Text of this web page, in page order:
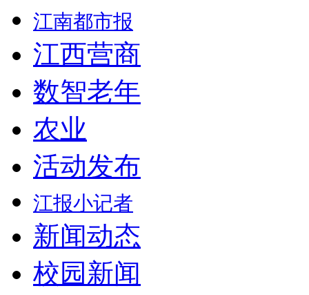
江南都市报
江西营商
数智老年
农业
活动发布
江报小记者
新闻动态
校园新闻